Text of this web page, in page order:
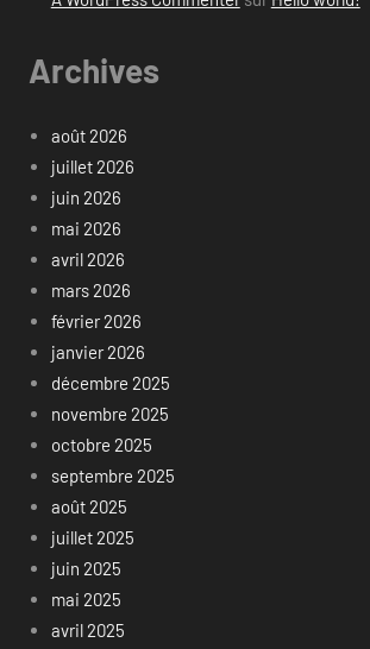
Archives
août 2026
juillet 2026
juin 2026
mai 2026
avril 2026
mars 2026
février 2026
janvier 2026
décembre 2025
novembre 2025
octobre 2025
septembre 2025
août 2025
juillet 2025
juin 2025
mai 2025
avril 2025